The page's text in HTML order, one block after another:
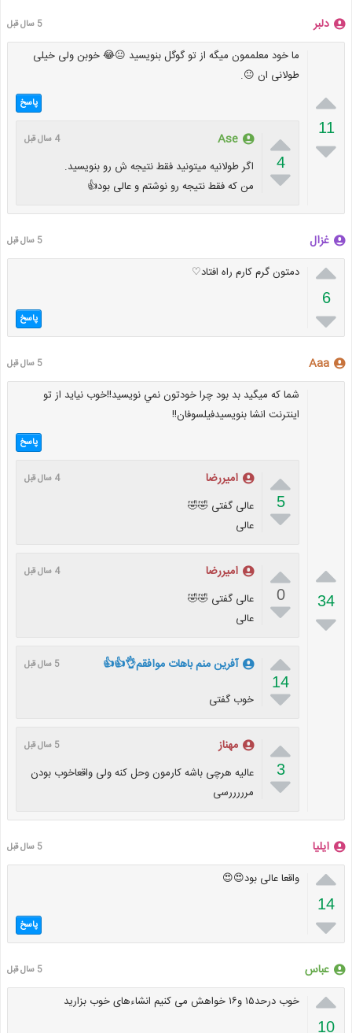
دلبر 5 سال قبل

11

ما خود معلممون میگه از تو گوگل بنویسید 😐😂 خوبن ولی خیلی
طولانی ان 😐.
پاسخ

4

Ase 4 سال قبل
اگر طولانیه میتونید فقط نتیجه ش رو بنویسید.
من که فقط نتیجه رو نوشتم و عالی بود👍
غزال 5 سال قبل

6

دمتون گرم کارم راه افتاد♡
پاسخ
Aaa 5 سال قبل

34

شما كه ميگيد بد بود چرا خودتون نمي نويسيد!!خوب نيايد از تو
اينترنت انشا بنويسيدفيلسوفان!!
پاسخ

5

امیررضا 4 سال قبل
عالی گفتی 🤣🤣
عالی

0

امیررضا 4 سال قبل
عالی گفتی 🤣🤣
عالی

14

آفرین منم باهات موافقم👌👍👍 5 سال قبل
خوب گفتی

3

مهناز 5 سال قبل
عالیه هرچی باشه کارمون وحل کنه ولی واقعاخوب بودن
مرررررسی
ایلیا 5 سال قبل

14

واقعا عالی بود😍😍
پاسخ
عباس 5 سال قبل

10
خوب درحد۱۵ و۱۶ خواهش می کنیم انشاءهای خوب بزارید